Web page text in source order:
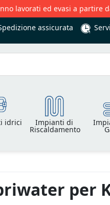
lavorati ed evasi a partire
assicurata
idrici Impianti di
Riscaldamento
per